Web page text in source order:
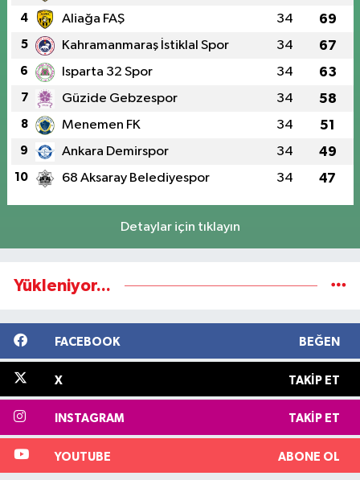
4 Aliağa FAŞ 34 69
5 Kahramanmaraş İstiklal Spor 34 67
6 Isparta 32 Spor 34 63
7 Güzide Gebzespor 34 58
8 Menemen FK 34 51
9 Ankara Demirspor 34 49
10 68 Aksaray Belediyespor 34 47
Detaylar için tıklayın
Yükleniyor...
FACEBOOK BEĞEN
X TAKIP ET
INSTAGRAM TAKIP ET
YOUTUBE ABONE OL